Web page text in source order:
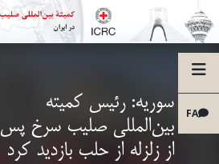
FA
سوریه: رئیس کمیته
بین‌المللی صلیب سرخ پس
از زلزله از حلب بازدید کرد